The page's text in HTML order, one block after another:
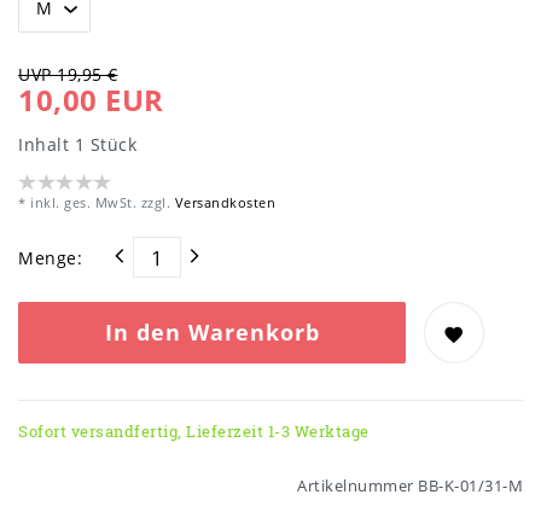
UVP 19,95 €
10,00 EUR
Inhalt 1 Stück
* inkl. ges. MwSt. zzgl. Versandkosten
Menge:
In den Warenkorb
Sofort versandfertig, Lieferzeit 1-3 Werktage
Artikelnummer BB-K-01/31-M